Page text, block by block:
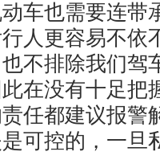
车也需要连带
人更容易不依
不排除我们驾
在没有十足把
任都建议报警
可控的，一旦